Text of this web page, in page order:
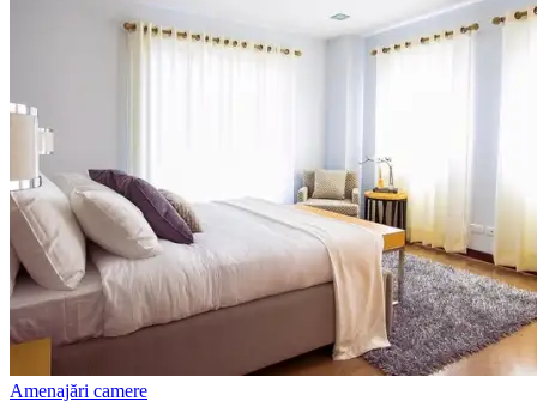
Amenajări camere